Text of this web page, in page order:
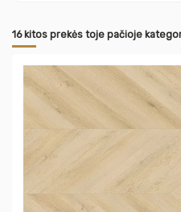
16 kitos prekės toje pačioje